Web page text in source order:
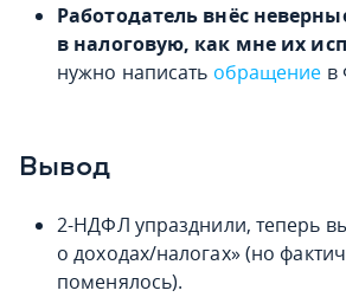
Работодатель внёс
в налоговую, как мне их
нужно написать обращение в
Вывод
2-НДФЛ упразднили, теперь
о доходах/налогах» (но
поменялось).